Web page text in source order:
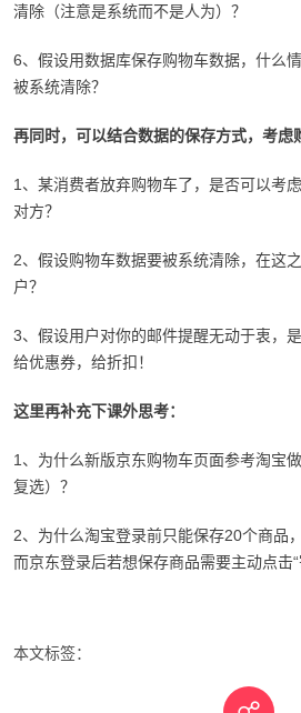
清除（注意是系统而不是人为）？
6、假设用数据库保存购物车数据，什么
被系统清除？
再同时，可以结合数据的保存方式，考虑
1、某消费者放弃购物车了，是否可以考
对方？
2、假设购物车数据要被系统清除，在这
户？
3、假设用户对你的邮件提醒无动于衷，
给优惠券，给折扣！
这里再补充下课外思考：
1、为什么新版京东购物车页面参考淘宝
复选）？
2、为什么淘宝登录前只能保存20个商品
而京东登录后若想保存商品需要主动点击“
本文标签：